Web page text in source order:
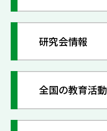
研究会情報
全国の教育活動